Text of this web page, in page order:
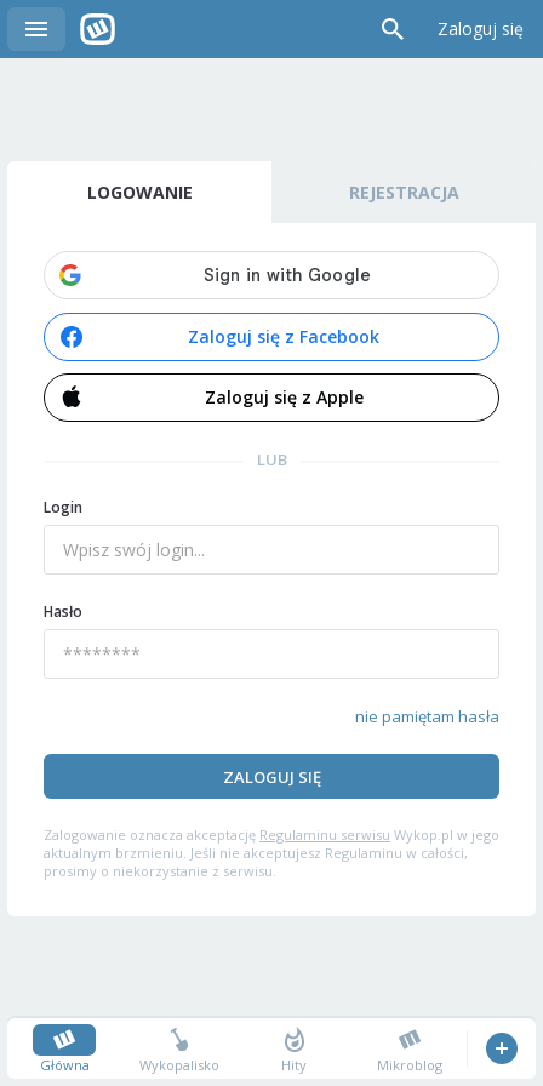
Zaloguj się
LOGOWANIE REJESTRACJA
Zaloguj się z Facebook
Zaloguj się z Apple
LUB
Login
Hasło
nie pamiętam hasła
ZALOGUJ SIĘ
Zalogowanie oznacza akceptację Regulaminu serwisu Wykop.pl w jego
aktualnym brzmieniu. Jeśli nie akceptujesz Regulaminu w całości,
prosimy o niekorzystanie z serwisu.
Główna Wykopalisko Hity Mikroblog